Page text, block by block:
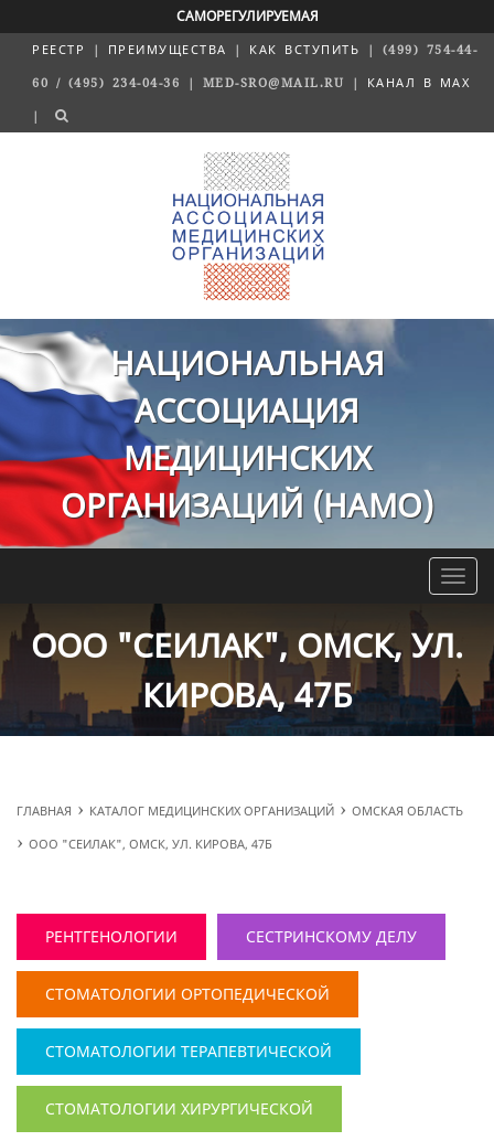
САМОРЕГУЛИРУЕМАЯ
РЕЕСТР | ПРЕИМУЩЕСТВА | КАК ВСТУПИТЬ | (499) 754-44-
60 / (495) 234-04-36 | MED-SRO@MAIL.RU | КАНАЛ В MAX
|
НАЦИОНАЛЬНАЯ
АССОЦИАЦИЯ
МЕДИЦИНСКИХ
ОРГАНИЗАЦИЙ (НАМО)
Toggle
ООО "СЕИЛАК", ОМСК, УЛ.
КИРОВА, 47Б
ГЛАВНАЯ КАТАЛОГ МЕДИЦИНСКИХ ОРГАНИЗАЦИЙ
ОМСКАЯ ОБЛАСТЬ
ООО "СЕИЛАК", ОМСК, УЛ. КИРОВА, 47Б
РЕНТГЕНОЛОГИИ СЕСТРИНСКОМУ ДЕЛУ
СТОМАТОЛОГИИ ОРТОПЕДИЧЕСКОЙ
СТОМАТОЛОГИИ ТЕРАПЕВТИЧЕСКОЙ
СТОМАТОЛОГИИ ХИРУРГИЧЕСКОЙ